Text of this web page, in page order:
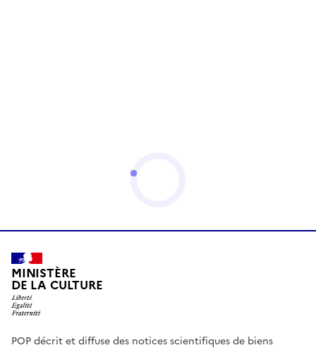
MINISTÈRE
DE LA CULTURE
POP décrit et diffuse des notices scientifiques de biens